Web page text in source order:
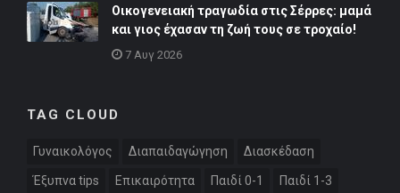
Οικογενειακή τραγωδία στις Σέρρες: μαμά
και γιος έχασαν τη ζωή τους σε τροχαίο!
7 Αυγ 2026
TAG CLOUD
Γυναικολόγος Διαπαιδαγώγηση Διασκέδαση
Έξυπνα tips Επικαιρότητα Παιδί 0-1 Παιδί 1-3